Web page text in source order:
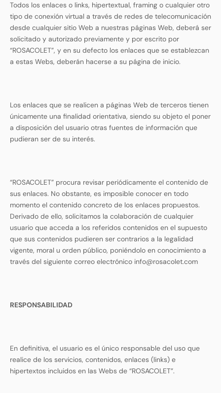
Todos los enlaces o links, hipertextual, framing o cualquier otro
tipo de conexión virtual a través de redes de telecomunicación
desde cualquier sitio Web a nuestras páginas Web, deberá ser
solicitado y autorizado previamente y por escrito por
“ROSACOLET”, y en su defecto los enlaces que se establezcan
a estas Webs, deberán hacerse a su página de inicio.
Los enlaces que se realicen a páginas Web de terceros tienen
únicamente una finalidad orientativa, siendo su objeto el poner
a disposición del usuario otras fuentes de información que
pudieran ser de su interés.
“ROSACOLET” procura revisar periódicamente el contenido de
sus enlaces. No obstante, es imposible conocer en todo
momento el contenido concreto de los enlaces propuestos.
Derivado de ello, solicitamos la colaboración de cualquier
usuario que acceda a los referidos contenidos en el supuesto
que sus contenidos pudieren ser contrarios a la legalidad
vigente, moral u orden público, poniéndolo en conocimiento a
través del siguiente correo electrónico info@rosacolet.com
RESPONSABILIDAD
En definitiva, el usuario es el único responsable del uso que
realice de los servicios, contenidos, enlaces (links) e
hipertextos incluidos en las Webs de “ROSACOLET”.